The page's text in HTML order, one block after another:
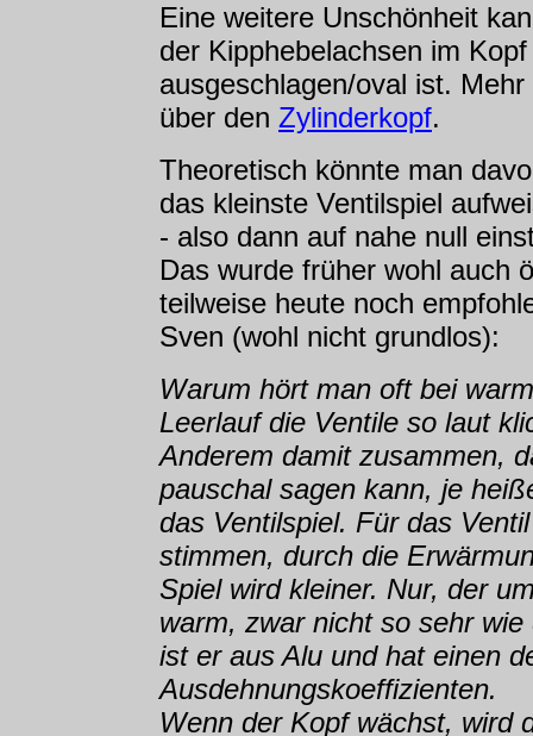
Eine weitere Unschönheit
der Kipphebelachsen im
ausgeschlagen/oval ist.
über den Zylinderkopf.
Theoretisch könnte man
das kleinste Ventilspiel
- also dann auf nahe null
Das wurde früher wohl auch
teilweise heute noch
Sven (wohl nicht grundlos):
Warum hört man oft bei
Leerlauf die Ventile so laut
Anderem damit zusammen,
pauschal sagen kann, je
das Ventilspiel. Für das
stimmen, durch die
Spiel wird kleiner. Nur, der
warm, zwar nicht so sehr
ist er aus Alu und hat einen
Ausdehnungskoeffizienten.
Wenn der Kopf wächst, wird